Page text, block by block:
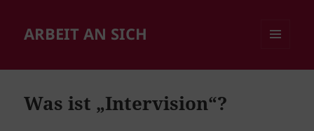
ARBEIT AN SICH
Was ist „Intervision“?